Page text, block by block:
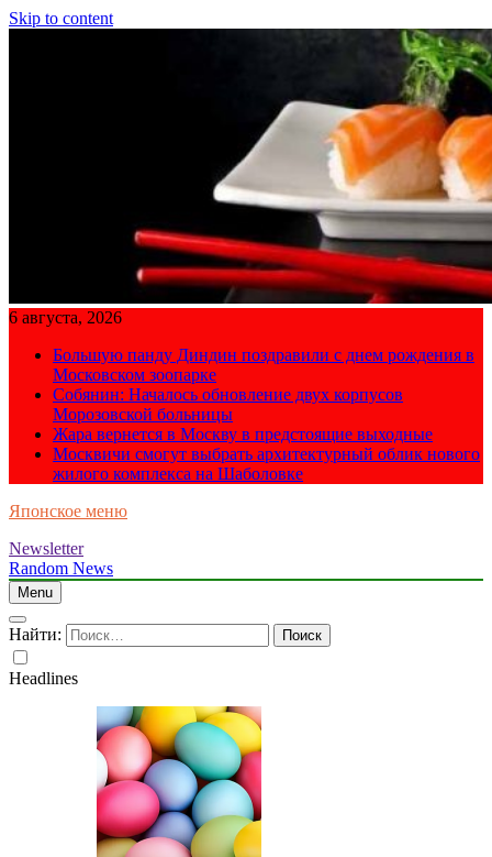
Skip to content
6 августа, 2026
Большую панду Диндин поздравили с днем рождения в
Московском зоопарке
Собянин: Началось обновление двух корпусов
Морозовской больницы
Жара вернется в Москву в предстоящие выходные
Москвичи смогут выбрать архитектурный облик нового
жилого комплекса на Шаболовке
Японское меню
Newsletter
Random News
Menu
Найти:
Headlines